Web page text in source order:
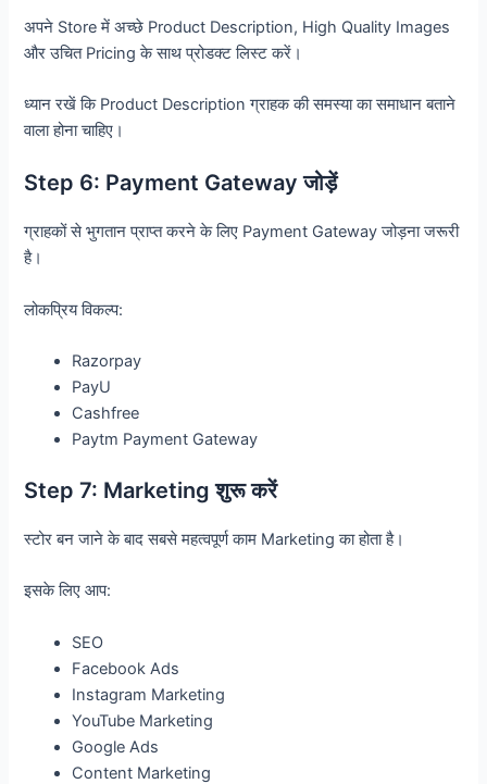
अपने Store में अच्छे Product Description, High Quality Images
और उचित Pricing के साथ प्रोडक्ट लिस्ट करें।
ध्यान रखें कि Product Description ग्राहक की समस्या का समाधान बताने
वाला होना चाहिए।
Step 6: Payment Gateway जोड़ें
ग्राहकों से भुगतान प्राप्त करने के लिए Payment Gateway जोड़ना जरूरी
है।
लोकप्रिय विकल्प:
Razorpay
PayU
Cashfree
Paytm Payment Gateway
Step 7: Marketing शुरू करें
स्टोर बन जाने के बाद सबसे महत्वपूर्ण काम Marketing का होता है।
इसके लिए आप:
SEO
Facebook Ads
Instagram Marketing
YouTube Marketing
Google Ads
Content Marketing